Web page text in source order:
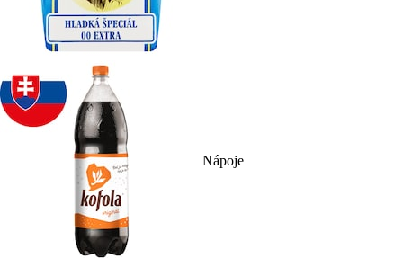
Nápoje